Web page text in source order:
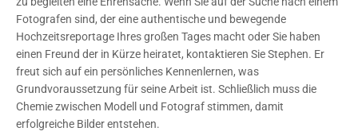
Fotografen sind, der eine authentische und bewegende
Hochzeitsreportage Ihres großen Tages macht oder Sie haben
einen Freund der in Kürze heiratet, kontaktieren Sie Stephen. Er
freut sich auf ein persönliches Kennenlernen, was
Grundvoraussetzung für seine Arbeit ist. Schließlich muss die
Chemie zwischen Modell und Fotograf stimmen, damit
erfolgreiche Bilder entstehen.